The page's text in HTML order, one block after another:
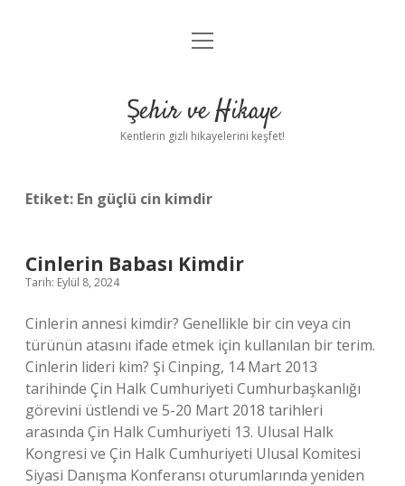
Anasayfa
Yasal Uyarı
menüyü
Şehir ve Hikaye
Kentlerin gizli hikayelerini keşfet!
Etiket: En güçlü cin kimdir
Cinlerin Babası Kimdir
Tarih: Eylül 8, 2024
Cinlerin annesi kimdir? Genellikle bir cin veya cin
türünün atasını ifade etmek için kullanılan bir terim.
Cinlerin lideri kim? Şi Cinping, 14 Mart 2013
tarihinde Çin Halk Cumhuriyeti Cumhurbaşkanlığı
görevini üstlendi ve 5-20 Mart 2018 tarihleri ​​
arasında Çin Halk Cumhuriyeti 13. Ulusal Halk
Kongresi ve Çin Halk Cumhuriyeti Ulusal Komitesi
Siyasi Danışma Konferansı oturumlarında yeniden